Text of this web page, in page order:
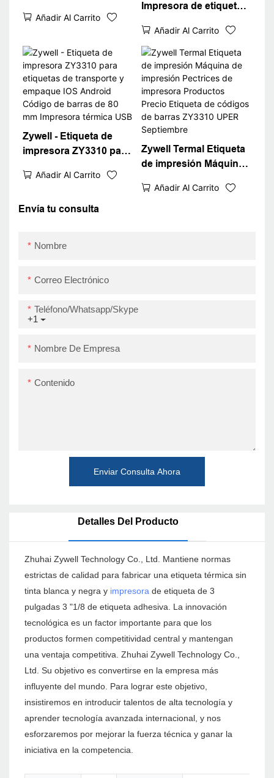
Android IOS Sistema
Sticker Barcode Printer
Código QR USB+RS
Añadir Al Carrito
Impresora de etiqueta
compatible con Square
Win XP/7/8/10
Impresora de código de
barras barato USB
Añadir Al Carrito
Zywell - Etiqueta de
impresora ZY3310 para
y empaque IOS
barras de 80 mm
Añadir Al Carrito
Zywell Termal Etiqueta
de impresión Máquina
de impresora
Añadir Al Carrito
Envía tu consulta
Nombre
Correo Electrónico
+1
Teléfono/whatsapp/skype
Nombre De Empresa
Contenido
Enviar Consulta Ahora
Detalles Del Producto
Zhuhai Zywell Technology Co., Ltd. Mantiene normas
estrictas de calidad para fabricar una etiqueta térmica sin
tinta blanca y negra y impresora de etiqueta de 3
pulgadas 3 "1/8 de etiqueta adhesiva. La innovación
tecnológica es un factor importante para que los
productos formen competitividad central y mantengan
una ventaja competitiva. Zhuhai Zywell Technology Co.,
Ltd. Su objetivo es convertirse en la empresa más
influyente del mundo. Para lograr este objetivo,
insistiremos en introducir talentos de alta tecnología y
aprender tecnología avanzada internacional, y nos
esforzaremos por mejorar la fuerza técnica y ganar la
iniciativa en la competencia.